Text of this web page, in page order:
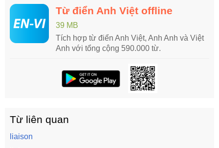
Từ điển Anh Việt offline
39 MB
Tích hợp từ điển Anh Việt, Anh Anh và Việt
Anh với tổng cộng 590.000 từ.
Từ liên quan
liaison